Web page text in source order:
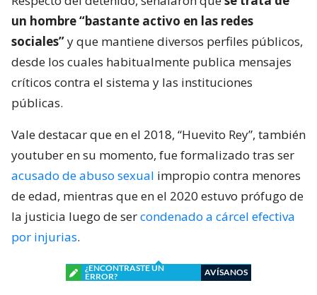
un hombre “bastante activo en las redes
sociales”y que mantiene diversos perfiles públicos,
desde los cuales habitualmente publica mensajes
críticos contra el sistema y las instituciones
públicas.
Vale destacar que en el 2018, “Huevito Rey”, también
youtuber en su momento, fue formalizado tras ser
acusado de abuso sexual impropio contra menores
de edad, mientras que en el 2020 estuvo prófugo de
la justicia luego de sercondenado a cárcel efectiva
por injurias.
¿ENCONTRASTE UN
ERROR?
AVÍSANOS